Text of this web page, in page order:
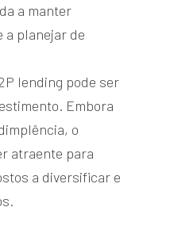
a manter
a planejar de
lending pode ser
Embora
o
atraente para
a diversificar e